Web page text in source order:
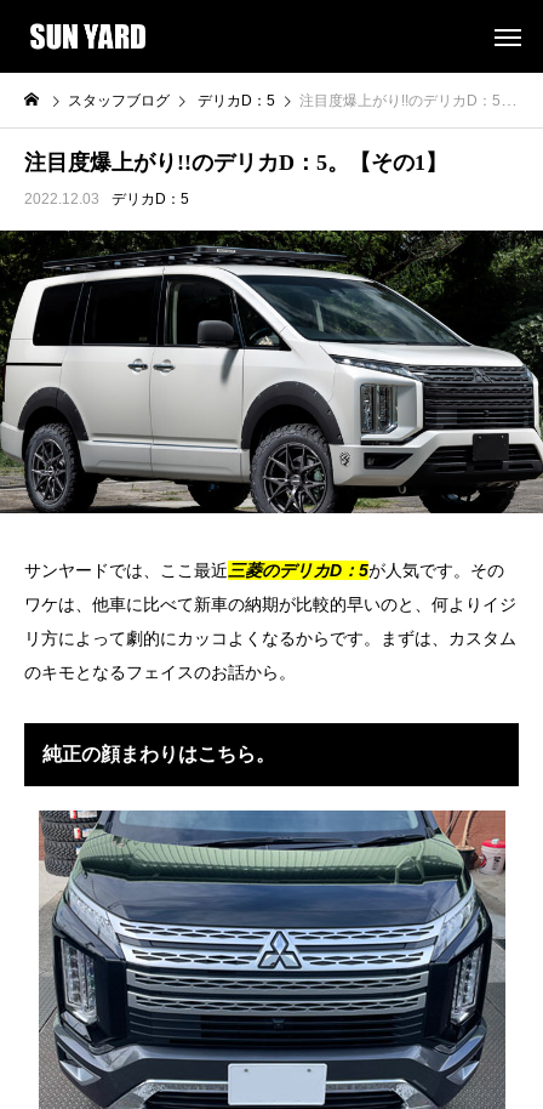
スタッフブログ デリカD：5 注目度爆上がり!!のデリカD：5。【その1】
注目度爆上がり!!のデリカD：5。【その1】
2022.12.03 デリカD：5
サンヤードでは、ここ最近 三菱のデリカD：5が人気です。その
ワケは、他車に比べて新車の納期が比較的早いのと、何よりイジ
リ方によって劇的にカッコよくなるからです。まずは、カスタム
のキモとなるフェイスのお話から。
純正の顔まわりはこちら。